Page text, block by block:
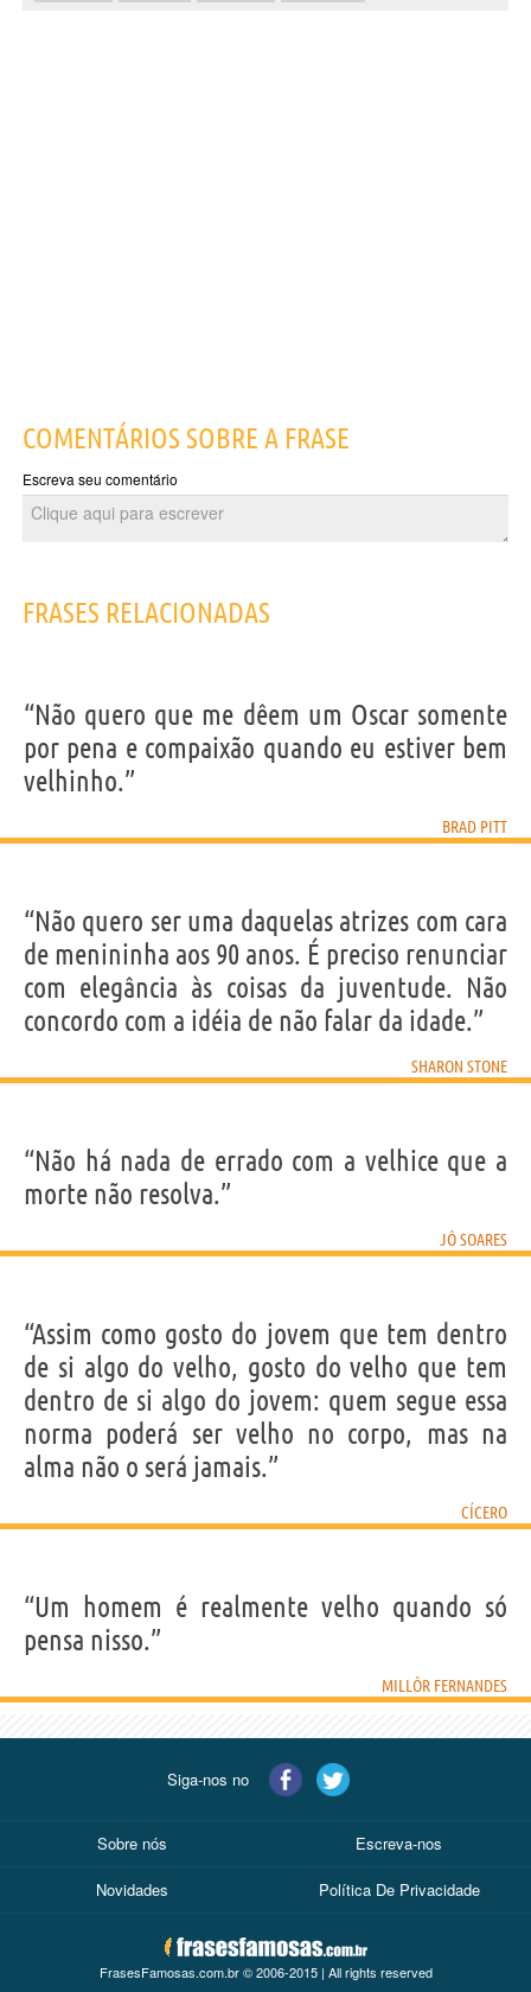
COMENTÁRIOS SOBRE A FRASE
Escreva seu comentário
FRASES RELACIONADAS
“Não quero que me dêem um Oscar somente
por pena e compaixão quando eu estiver bem
velhinho.”
BRAD PITT
“Não quero ser uma daquelas atrizes com cara
de menininha aos 90 anos. É preciso renunciar
com elegância às coisas da juventude. Não
concordo com a idéia de não falar da idade.”
SHARON STONE
“Não há nada de errado com a velhice que a
morte não resolva.”
JÔ SOARES
“Assim como gosto do jovem que tem dentro
de si algo do velho, gosto do velho que tem
dentro de si algo do jovem: quem segue essa
norma poderá ser velho no corpo, mas na
alma não o será jamais.”
CÍCERO
“Um homem é realmente velho quando só
pensa nisso.”
MILLÔR FERNANDES
Siga-nos no
Sobre nós Escreva-nos
Novidades Política De Privacidade
FrasesFamosas.com.br © 2006-2015 | All rights reserved